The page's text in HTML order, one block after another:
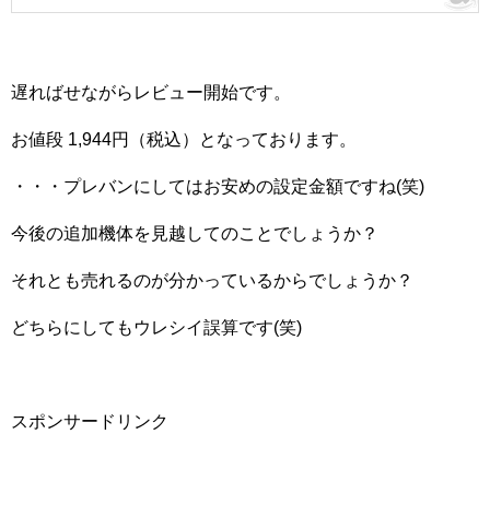
遅ればせながらレビュー開始です。
お値段 1,944円（税込）となっております。
・・・プレバンにしてはお安めの設定金額ですね(笑)
今後の追加機体を見越してのことでしょうか？
それとも売れるのが分かっているからでしょうか？
どちらにしてもウレシイ誤算です(笑)
スポンサードリンク